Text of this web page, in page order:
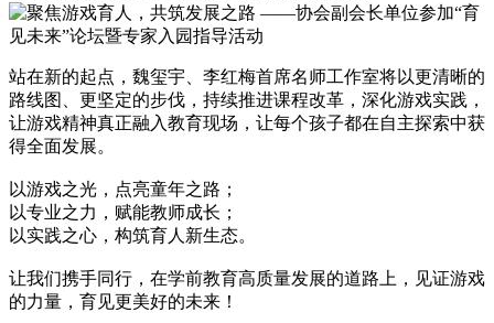
站在新的起点，魏玺宇、李红梅首席名师工作室将以更清晰的
路线图、更坚定的步伐，持续推进课程改革，深化游戏实践，
让游戏精神真正融入教育现场，让每个孩子都在自主探索中获
得全面发展。
以游戏之光，点亮童年之路；
以专业之力，赋能教师成长；
以实践之心，构筑育人新生态。
让我们携手同行，在学前教育高质量发展的道路上，见证游戏
的力量，育见更美好的未来！